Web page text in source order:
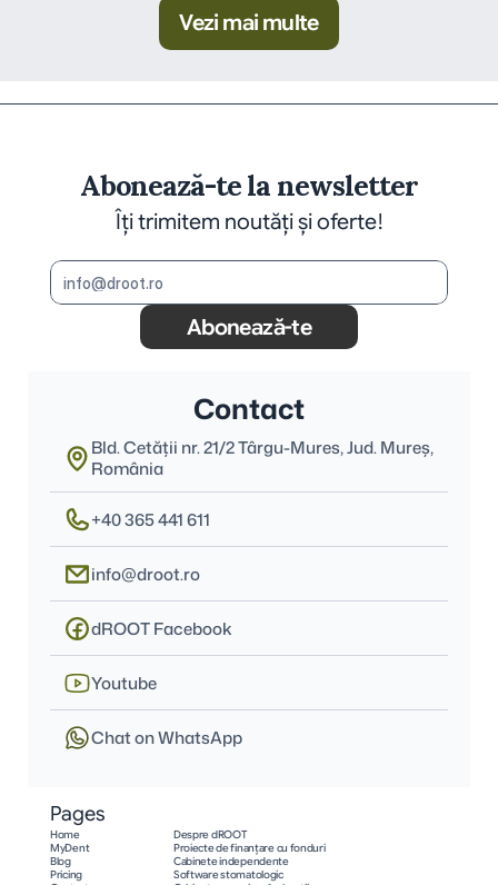
Vezi mai multe
Abonează-te la newsletter
Îți trimitem noutăți și oferte!
Abonează-te
Contact
Bld. Cetății nr. 21/2 Târgu-Mures, Jud. Mureş,
România
+40 365 441 611
info@droot.ro
dROOT Facebook
Youtube
Chat on WhatsApp
Pages
Home
MyDent
Blog
Pricing
Despre dROOT
Proiecte de finanțare cu fonduri
Cabinete independente
Software stomatologic